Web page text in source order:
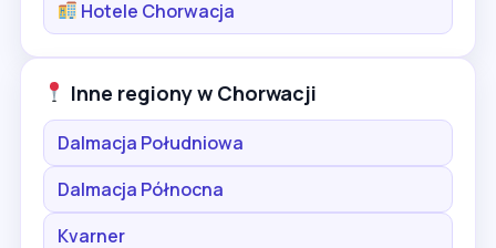
Hotele Chorwacja
Inne regiony w Chorwacji
Dalmacja Południowa
Dalmacja Północna
Kvarner